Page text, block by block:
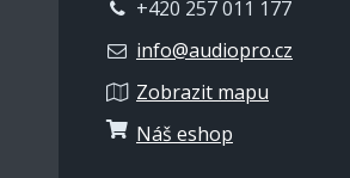
+420 257 011 177
info@audiopro.cz
Zobrazit mapu
Náš eshop